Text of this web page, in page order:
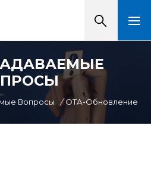
Вопросы / ОТА-Обновление